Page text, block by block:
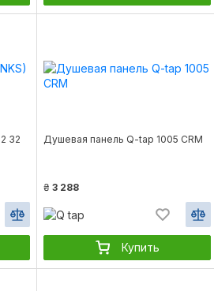
32
Душевая панель Q-tap 1005 CRM
₴ 3 288
Купить